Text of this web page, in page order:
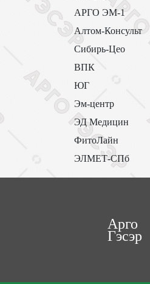
АРГО ЭМ-1
Алтом-Консульт
Сибирь-Цео
ВПК
ЮГ
Эм-центр
ЭД Медицин
ФитоЛайн
ЭЛМЕТ-СПб
Арго
Гэсэр